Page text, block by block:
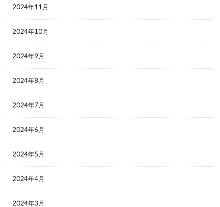
2024年11月
2024年10月
2024年9月
2024年8月
2024年7月
2024年6月
2024年5月
2024年4月
2024年3月